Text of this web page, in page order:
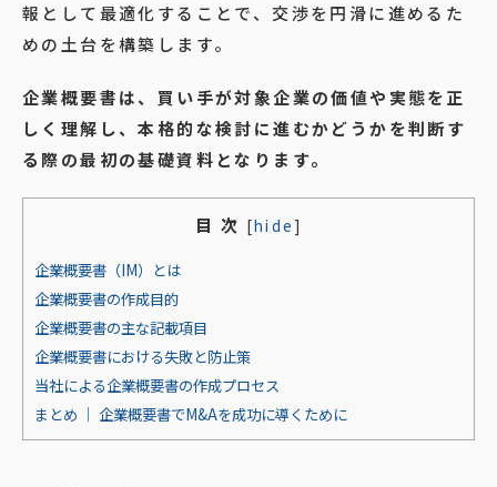
報として最適化することで、交渉を円滑に進めるた
めの土台を構築します。
企業概要書は、買い手が対象企業の価値や実態を正
しく理解し、本格的な検討に進むかどうかを判断す
る際の最初の基礎資料となります。
目 次 [hide ]
企業概要書（IM）とは
企業概要書の作成目的
企業概要書の主な記載項目
企業概要書における失敗と防止策
当社による企業概要書の作成プロセス
まとめ ｜ 企業概要書でM&Aを成功に導くために